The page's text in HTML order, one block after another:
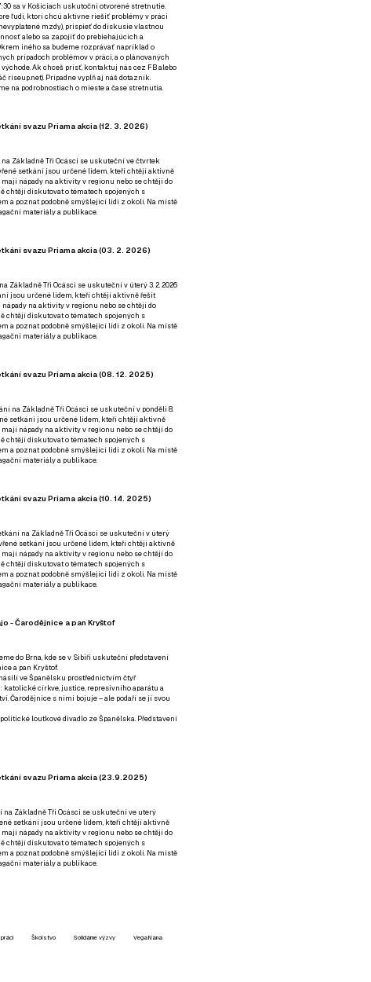
sa v Košiciach uskutoční otvorené stretnutie.
ľudí, ktorí chcú aktívne riešiť problémy v práci
mzdy), prispieť do diskusie vlastnou
alebo sa zapojiť do prebiehajúcich a
iného sa budeme rozprávať napríklad o
prípadoch problémov v práci, a o plánovaných
Ak chceš prísť, kontaktuj nás cez FBalebo
riseup.net). Prípadnevyplň aj náš dotazník.
na podrobnostiach o mieste a čase stretnutia.
svazu Priama akcia (12. 3. 2026)
Základně Tři Ocásci se uskuteční ve čtvrtek
setkání jsou určené lidem, kteří chtějí aktivně
nápady na aktivity v regionu nebo se chtějí do
chtějí diskutovat o tématech spojených s
a poznat podobně smýšlející lidi z okolí. Na místě
materiály a publikace.
svazu Priama akcia (03. 2. 2026)
Základně Tři Ocásci se uskuteční v úterý 3. 2. 2026
jsou určené lidem, kteří chtějí aktivně řešit
na aktivity v regionu nebo se chtějí do
chtějí diskutovat o tématech spojených s
a poznat podobně smýšlející lidi z okolí. Na místě
materiály a publikace.
svazu Priama akcia (08. 12. 2025)
na Základně Tři Ocásci se uskuteční v ponděli 8.
setkání jsou určené lidem, kteří chtějí aktivně
nápady na aktivity v regionu nebo se chtějí do
chtějí diskutovat o tématech spojených s
a poznat podobně smýšlející lidi z okolí. Na místě
materiály a publikace.
svazu Priama akcia (10. 14. 2025)
na Základně Tři Ocásci se uskuteční v úterý
setkání jsou určené lidem, kteří chtějí aktivně
nápady na aktivity v regionu nebo se chtějí do
chtějí diskutovat o tématech spojených s
a poznat podobně smýšlející lidi z okolí. Na místě
materiály a publikace.
- Čarodějnice a pan Kryštof
do Brna, kde se v Sibiři uskuteční představení
a pan Kryštof.
ve Španělsku prostřednictvím čtyř
katolické církve, justice, represivního aparátu a
Čarodějnice s nimi bojuje – ale podaří se jí svou
loutkové divadlo ze Španělska. Představení
svazu Priama akcia (23.9.2025)
na Základně Tři Ocásci se uskuteční ve uterý
setkání jsou určené lidem, kteří chtějí aktivně
nápady na aktivity v regionu nebo se chtějí do
chtějí diskutovat o tématech spojených s
a poznat podobně smýšlející lidi z okolí. Na místě
materiály a publikace.
práci Školstvo Solidárne výzvy VegaNana